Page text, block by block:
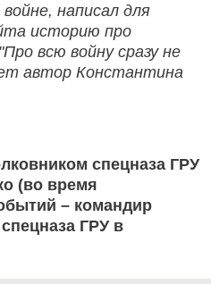
написал для
историю про
всю войну сразу не
автор Константина
спецназа ГРУ
(во время
– командир
ГРУ в